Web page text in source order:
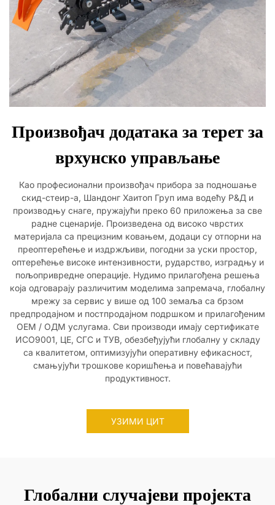
Произвођач додатака за терет за
врхунско управљање
Као професионални произвођач прибора за подношање
скид-стеир-а, Шандонг Хаитоп Груп има водећу Р&Д и
производњу снаге, пружајући преко 60 приложења за све
радне сценарије. Произведена од високо чврстих
материјала са прецизним ковањем, додаци су отпорни на
преоптерећење и издржљиви, погодни за уски простор,
оптерећење високе интензивности, рударство, изградњу и
пољопривредне операције. Нудимо прилагођена решења
која одговарају различитим моделима запремача, глобалну
мрежу за сервис у више од 100 земаља са брзом
предпродајном и постпродајном подршком и прилагођеним
ОЕМ / ОДМ услугама. Сви производи имају сертификате
ИСО9001, ЦЕ, СГС и ТУВ, обезбеђујући глобалну у складу
са квалитетом, оптимизујући оперативну ефикасност,
смањујући трошкове коришћења и повећавајући
продуктивност.
УЗИМИ ЦИТ
Глобални случајеви пројекта